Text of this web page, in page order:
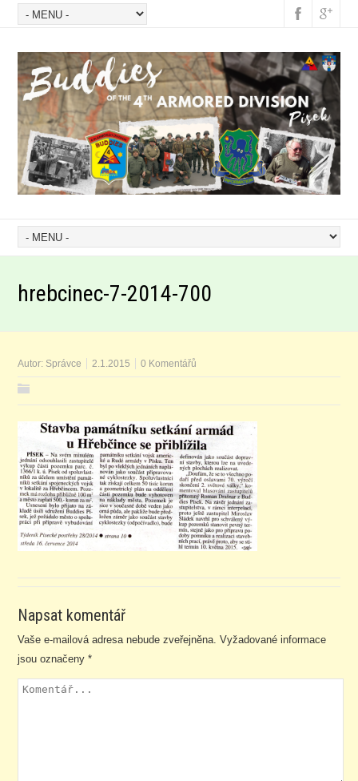
hrebcinec-7-2014-700
Autor: Správce 2.1.2015 0 Komentářů
Napsat komentář
Vaše e-mailová adresa nebude zveřejněna. Vyžadované informace
jsou označeny*